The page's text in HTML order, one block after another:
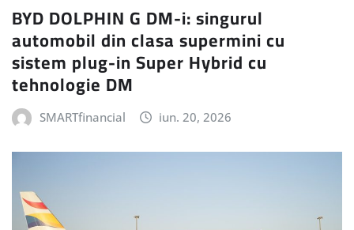
BYD DOLPHIN G DM-i: singurul
automobil din clasa supermini cu
sistem plug-in Super Hybrid cu
tehnologie DM
SMARTfinancial iun. 20, 2026